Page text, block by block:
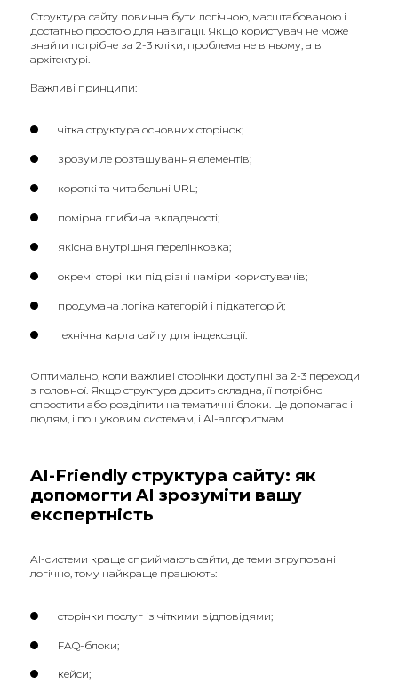
Структура сайту повинна бути логічною, масштабованою і
достатньо простою для навігації. Якщо користувач не може
знайти потрібне за 2-3 кліки, проблема не в ньому, а в
архітектурі.
Важливі принципи:
чітка структура основних сторінок;
зрозуміле розташування елементів;
короткі та читабельні URL;
помірна глибина вкладеності;
якісна внутрішня перелінковка;
окремі сторінки під різні наміри користувачів;
продумана логіка категорій і підкатегорій;
технічна карта сайту для індексації.
Оптимально, коли важливі сторінки доступні за 2-3 переходи
з головної. Якщо структура досить складна, її потрібно
спростити або розділити на тематичні блоки. Це допомагає і
людям, і пошуковим системам, і AI-алгоритмам.
AI-Friendly структура сайту: як
допомогти AI зрозуміти вашу
експертність
AI-системи краще сприймають сайти, де теми згруповані
логічно, тому найкраще працюють:
сторінки послуг із чіткими відповідями;
FAQ-блоки;
кейси;